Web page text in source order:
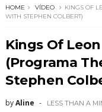
HOME VÍDEO
KINGS OF
WITH STEPHEN COLBERT)
Kings Of
(Programa
Stephen
byAline LESS THAN A